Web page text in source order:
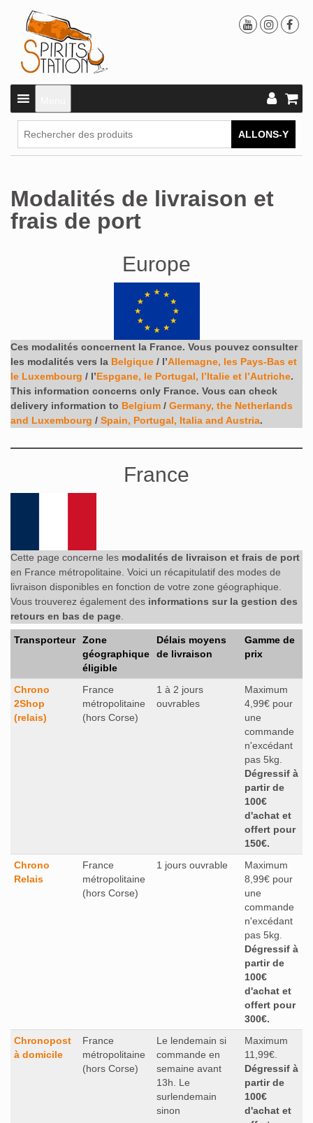
ALLONS-Y
Modalités de livraison et
frais de port
Europe
Ces modalités concernent la France. Vous pouvez consulter
les modalités vers la Belgique / l’Allemagne, les Pays-Bas et
le Luxembourg / l’Espgane, le Portugal, l’Italie et l’Autriche.
This information concerns only France. Vous can check
delivery information to Belgium / Germany, the Netherlands
and Luxembourg / Spain, Portugal, Italia and Austria.
France
Cette page concerne les modalités de livraison et frais de port
en France métropolitaine. Voici un récapitulatif des modes de
livraison disponibles en fonction de votre zone géographique.
Vous trouverez également des informations sur la gestion des
retours en bas de page
Transporteur
Zone
géographique
éligible
Délais moyens
de livraison
Gamme de
prix
Chrono
2Shop
(relais)
France
métropolitaine
(hors Corse)
1 à 2 jours
ouvrables
Maximum
4,99€ pour
une
commande
n'excédant
pas 5kg.
Dégressif à
partir de
100€
d'achat et
offert pour
150€.
Chrono
Relais
France
métropolitaine
(hors Corse)
1 jours ouvrable
Maximum
8,99€ pour
une
commande
n'excédant
pas 5kg.
Dégressif à
partir de
100€
d'achat et
offert pour
300€.
Chronopost
à domicile
France
métropolitaine
(hors Corse)
Le lendemain si
commande en
semaine avant
13h. Le
surlendemain
sinon
Maximum
11,99€.
Dégressif à
partir de
100€
d'achat et